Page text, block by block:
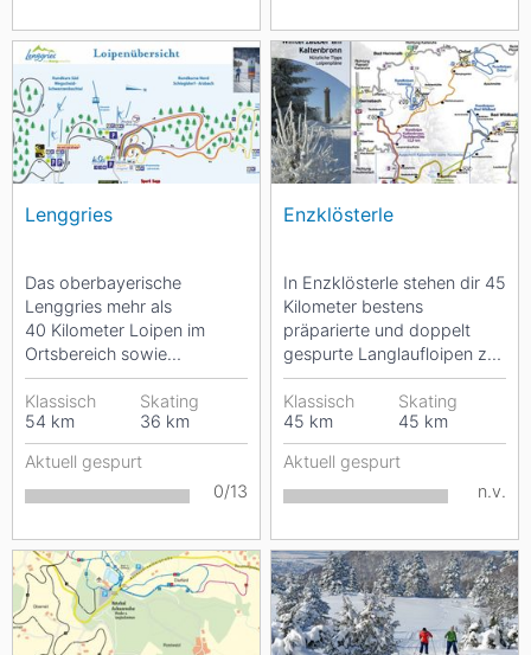
Lenggries
Das oberbayerische
Lenggries mehr als
40 Kilometer Loipen im
Ortsbereich sowie
insgesamt 112 Kilometer
Loipenstrecken in der
umliegenden...
Klassisch
54 km
Skating
36 km
Aktuell gespurt
0/13
Enzklösterle
In Enzklösterle stehen dir 45
Kilometer bestens
präparierte und doppelt
gespurte Langlaufloipen zur
Verfügung. Die Loipen
gehören zum...
Klassisch
45 km
Skating
45 km
Aktuell gespurt
n.v.